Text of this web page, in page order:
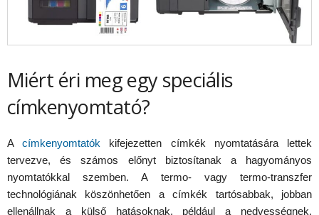
Miért éri meg egy speciális
címkenyomtató?
Acímkenyomtatók kifejezetten címkék nyomtatására lettek
tervezve, és számos előnyt biztosítanak a hagyományos
nyomtatókkal szemben. A termo- vagy termo-transzfer
technológiának köszönhetően a címkék tartósabbak, jobban
ellenállnak a külső hatásoknak, például a nedvességnek,